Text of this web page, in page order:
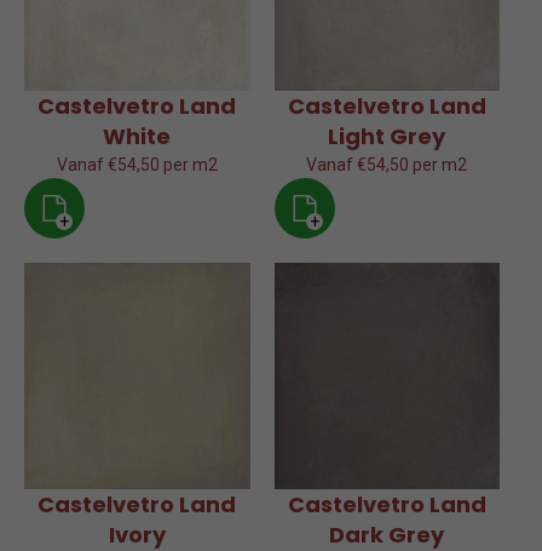
Castelvetro Land
White
Vanaf €54,50 per m2
+
Castelvetro Land
Light Grey
Vanaf €54,50 per m2
+
Castelvetro Land
Ivory
Castelvetro Land
Dark Grey